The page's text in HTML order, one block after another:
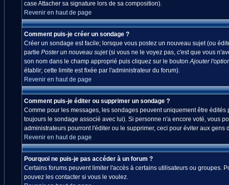
case Attacher sa signature lors de sa composition).
Revenir en haut de page
Comment puis-je créer un sondage ?
Créer un sondage est facile; lorsque vous postez un nouveau sujet (ou
partie Poster un nouveau sujet(si vous ne le voyez pas, c'est que vous
son nom dans le champ approprié puis cliquez sur le boutonAjouter
établir; cette limite est fixée par l'administrateur du forum).
Revenir en haut de page
Comment puis-je éditer ou supprimer un sondage ?
Comme pour les messages, les sondages peuvent uniquement être
toujours le sondage associé avec lui). Si personne n'a encore voté, vous
administrateurs pourront l'éditer ou le supprimer, ceci pour éviter aux
Revenir en haut de page
Pourquoi ne puis-je pas accéder à un forum ?
Certains forums peuvent limiter l'accès à certains utilisateurs ou groupes.
pouvez les contacter si vous le voulez.